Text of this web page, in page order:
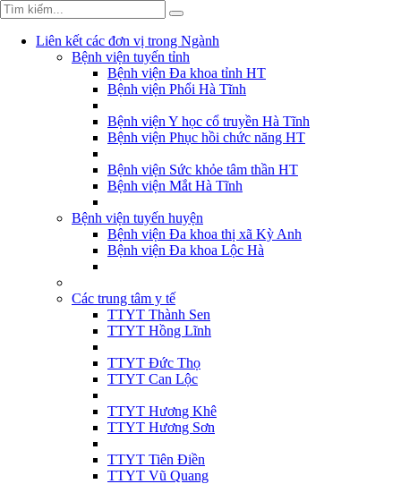
Liên kết các đơn vị trong Ngành
Bệnh viện tuyến tỉnh
Bệnh viện Đa khoa tỉnh HT
Bệnh viện Phổi Hà Tĩnh
Bệnh viện Y học cổ truyền Hà Tĩnh
Bệnh viện Phục hồi chức năng HT
Bệnh viện Sức khỏe tâm thần HT
Bệnh viện Mắt Hà Tĩnh
Bệnh viện tuyến huyện
Bệnh viện Đa khoa thị xã Kỳ Anh
Bệnh viện Đa khoa Lộc Hà
Các trung tâm y tế
TTYT Thành Sen
TTYT Hồng Lĩnh
TTYT Đức Thọ
TTYT Can Lộc
TTYT Hương Khê
TTYT Hương Sơn
TTYT Tiên Điền
TTYT Vũ Quang